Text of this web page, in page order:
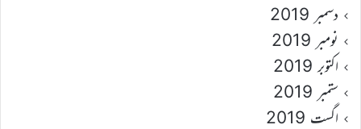
دسمبر 2019
نومبر 2019
اکتوبر 2019
ستمبر 2019
اگست 2019